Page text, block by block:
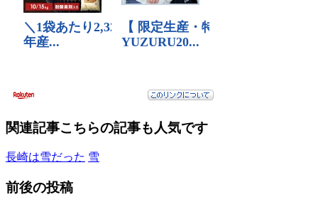
関連記事こちらの記事も人気です
長崎は雪だった 雪
前後の投稿